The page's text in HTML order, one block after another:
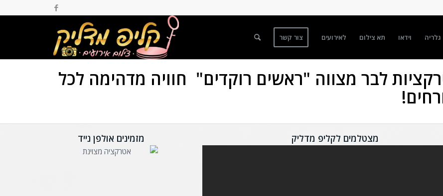
גלריה וידאו תא צילום לאירועים צור קשר
לבר מצווה "ראשים רוקדים" חוויה מדהימה לכל
מצטלמים לקליפ מדליק מזמינים אולפן נייד